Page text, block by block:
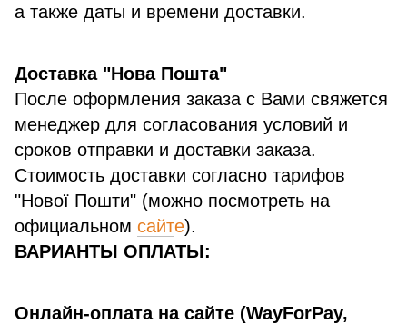
а также даты и времени доставки.
Доставка "Нова Пошта"
После оформления заказа с Вами свяжется
менеджер для согласования условий и
сроков отправки и доставки заказа.
Стоимость доставки согласно тарифов
"Нової Пошти" (можно посмотреть на
официальном сайте).
ВАРИАНТЫ ОПЛАТЫ:
Онлайн-оплата на сайте (WayForPay,